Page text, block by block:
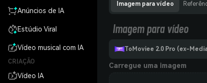
Anúncios de IA
Estúdio Viral
Vídeo musical com IA
CRIAÇÃO
Vídeo IA
Imagem para vídeo
Imagem para vídeo
ToMoviee 2.0 Pro (ex-
Carregue uma imagem